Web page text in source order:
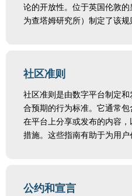
论的开放性。位于英国伦敦
为查塔姆研究所）制定了该规
社区准则
社区准则是由数字平台制定
合预期的行为标准。它通常
在平台上分享或发布的内容
措施。这些指南有助于为用户
公约和宣言